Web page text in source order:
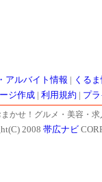
アルバイト情報 くる
ジ作成| 利用規約 プ
かせ！グルメ・美容・
2008 帯広ナビ